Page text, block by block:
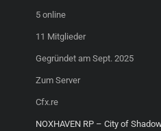
5 online
11 Mitglieder
Gegründet am Sept. 2025
Zum Server
Cfx.re
NOXHAVEN RP – City of